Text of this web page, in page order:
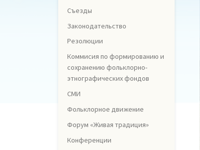
Съезды
Законодательство
Резолюции
Коммисия по формированию и
сохранению фольклорно-
этнографических фондов
СМИ
Фольклорное движение
Форум «Живая традиция»
Конференции